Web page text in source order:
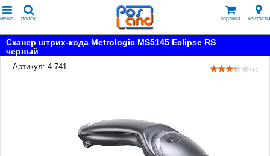
меню поиск корзина контакты
Сканер штрих-кода Metrologic MS5145 Eclipse RS
черный
Артикул: 4 741
( 1 )